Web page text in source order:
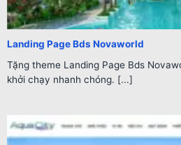
Landing Page Bds Novaworld
Tặng theme Landing Page Bds
khởi chạy nhanh chóng. [...]